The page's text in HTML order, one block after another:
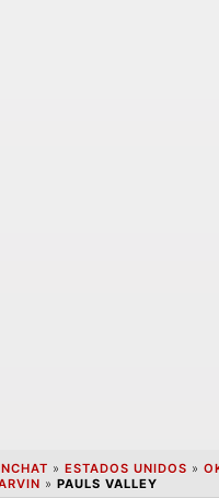
» ESTADOS UNIDOS »
» PAULS VALLEY